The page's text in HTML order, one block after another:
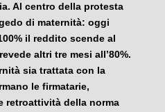
Al centro della protesta
di maternità: oggi
il reddito scende al
altri tre mesi all’80%.
sia trattata con la
le firmatarie,
retroattività della norma